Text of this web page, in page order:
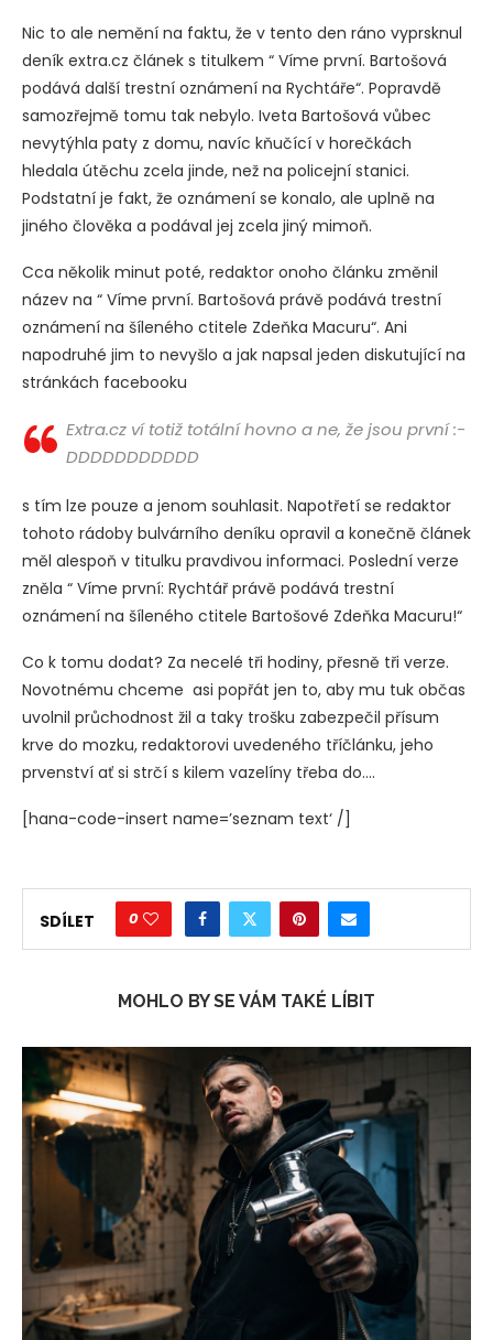
Nic to ale nemění na faktu, že v tento den ráno vyprsknul
deník extra.cz článek s titulkem “ Víme první. Bartošová
podává další trestní oznámení na Rychtáře“. Popravdě
samozřejmě tomu tak nebylo. Iveta Bartošová vůbec
nevytýhla paty z domu, navíc kňučící v horečkách
hledala útěchu zcela jinde, než na policejní stanici.
Podstatní je fakt, že oznámení se konalo, ale uplně na
jiného člověka a podával jej zcela jiný mimoň.
Cca několik minut poté, redaktor onoho článku změnil
název na “ Víme první. Bartošová právě podává trestní
oznámení na šíleného ctitele Zdeňka Macuru“. Ani
napodruhé jim to nevyšlo a jak napsal jeden diskutující na
stránkách facebooku
Extra.cz ví totiž totální hovno a ne, že jsou první :-
DDDDDDDDDDD
s tím lze pouze a jenom souhlasit. Napotřetí se redaktor
tohoto rádoby bulvárního deníku opravil a konečně článek
měl alespoň v titulku pravdivou informaci. Poslední verze
zněla “ Víme první: Rychtář právě podává trestní
oznámení na šíleného ctitele Bartošové Zdeňka Macuru!“
Co k tomu dodat? Za necelé tři hodiny, přesně tři verze.
Novotnému chceme asi popřát jen to, aby mu tuk občas
uvolnil průchodnost žil a taky trošku zabezpečil přísum
krve do mozku, redaktorovi uvedeného tříčlánku, jeho
prvenství ať si strčí s kilem vazelíny třeba do….
[hana-code-insert name=’seznam text‘ /]
SDÍLET 0
MOHLO BY SE VÁM TAKÉ LÍBIT